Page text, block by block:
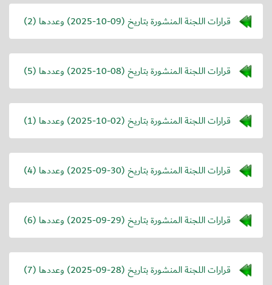
قرارات اللجنة المنشورة بتاريخ (2025-10-09) وعددها (2)
قرارات اللجنة المنشورة بتاريخ (2025-10-08) وعددها (5)
قرارات اللجنة المنشورة بتاريخ (2025-10-02) وعددها (1)
قرارات اللجنة المنشورة بتاريخ (2025-09-30) وعددها (4)
قرارات اللجنة المنشورة بتاريخ (2025-09-29) وعددها (6)
قرارات اللجنة المنشورة بتاريخ (2025-09-28) وعددها (7)